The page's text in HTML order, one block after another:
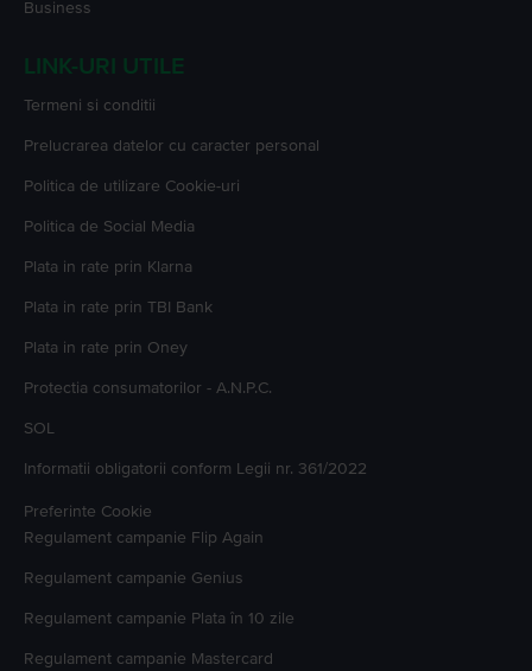
Business
LINK-URI UTILE
Termeni si conditii
Prelucrarea datelor cu caracter personal
Politica de utilizare Cookie-uri
Politica de Social Media
Plata in rate prin Klarna
Plata in rate prin TBI Bank
Plata in rate prin Oney
Protectia consumatorilor - A.N.P.C.
SOL
Informatii obligatorii conform Legii nr. 361/2022
Preferinte Cookie
Regulament campanie Flip Again
Regulament campanie Genius
Regulament campanie Plata în 10 zile
Regulament campanie Mastercard